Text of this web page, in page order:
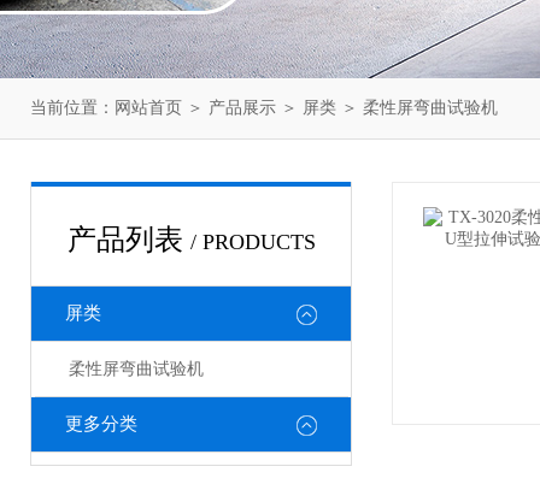
当前位置： 网站首页 ＞ 产品展示 ＞ 屏类 ＞ 柔性屏弯曲试验机
产品列表 / PRODUCTS
屏类
柔性屏弯曲试验机
更多分类